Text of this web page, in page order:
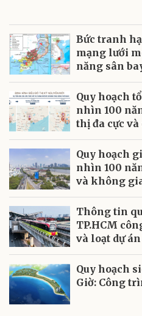
Bức tranh
mạng lưới
năng sân
Quy hoạch
nhìn 100
thị đa cực
Quy hoạch
nhìn 100
và không
Thông tin
TP.HCM
và loạt dự
Quy hoạch
Giờ: Công